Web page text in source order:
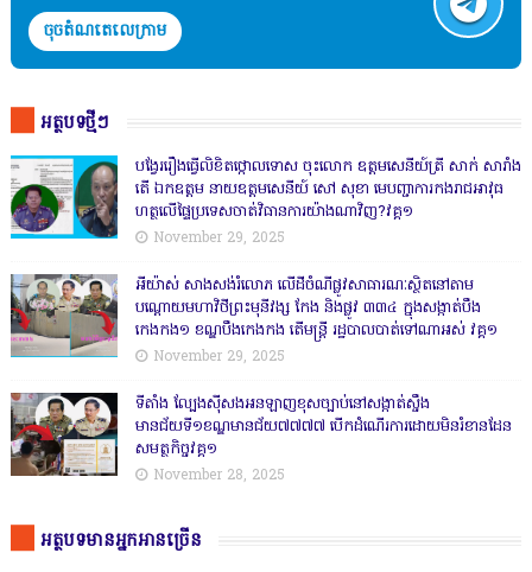
ចុចតំណតេលេក្រាម
អត្ថបទថ្មីៗ
បង្វែររឿងធ្វើលិខិតថ្កោលទោស ចុះលោក ឧត្តមសេនីយ៍ត្រី សាក់ សារាំង
តើ ឯកឧត្តម នាយឧត្តមសេនីយ៍ សៅ សុខា មេបញ្ជាការកងរាជអាវុធ
ហត្ថលើផ្ទៃប្រទេសចាត់វិធានការយ៉ាងណាវិញ?វគ្គ១
November 29, 2025
អីយ៉ាស់ សាងសង់រំលោភ លើដីចំណីផ្លូវសាធារណៈស្ថិតនៅតាម
បណ្ដោយមហាវិថីព្រះមុនីវង្ស កែង និងផ្លូវ ៣៣៤ ក្នុងសង្កាត់បឹង
កេងកង១ ខណ្ឌបឹងកេងកង តើមន្ត្រី រដ្ឋបាលបាត់ទៅណាអស់ វគ្គ១
November 29, 2025
ទីតាំង ល្បែងស៊ីសងអនឡាញខុសច្បាប់នៅសង្កាត់សឹ្ចង
មានជ័យទី១ខណ្ឌមានជ័យ៧៧៧៧ បើកដំណើរការដោយមិនរំខានដែន
សមត្ថកិច្ចវគ្គ១
November 28, 2025
អត្ថបទមានអ្នកអានច្រើន